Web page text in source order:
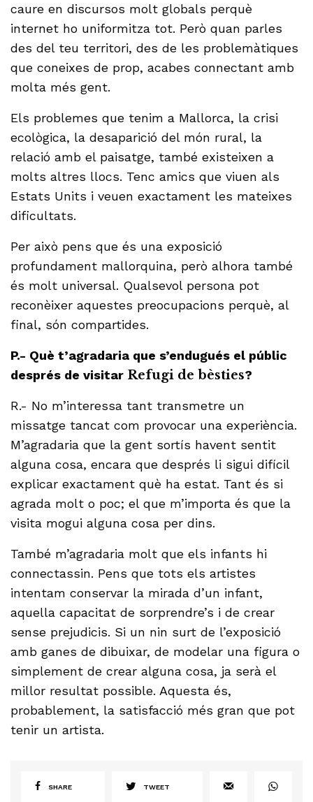
caure en discursos molt globals perquè
internet ho uniformitza tot. Però quan parles
des del teu territori, des de les problemàtiques
que coneixes de prop, acabes connectant amb
molta més gent.
Els problemes que tenim a Mallorca, la crisi
ecològica, la desaparició del món rural, la
relació amb el paisatge, també existeixen a
molts altres llocs. Tenc amics que viuen als
Estats Units i veuen exactament les mateixes
dificultats.
Per això pens que és una exposició
profundament mallorquina, però alhora també
és molt universal. Qualsevol persona pot
reconèixer aquestes preocupacions perquè, al
final, són compartides.
P.- Què t’agradaria que s’endugués el públic
després de visitar Refugi de bèsties?
R.- No m’interessa tant transmetre un
missatge tancat com provocar una experiència.
M’agradaria que la gent sortís havent sentit
alguna cosa, encara que després li sigui difícil
explicar exactament què ha estat. Tant és si
agrada molt o poc; el que m’importa és que la
visita mogui alguna cosa per dins.
També m’agradaria molt que els infants hi
connectassin. Pens que tots els artistes
intentam conservar la mirada d’un infant,
aquella capacitat de sorprendre’s i de crear
sense prejudicis. Si un nin surt de l’exposició
amb ganes de dibuixar, de modelar una figura o
simplement de crear alguna cosa, ja serà el
millor resultat possible. Aquesta és,
probablement, la satisfacció més gran que pot
tenir un artista.
SHARE TWEET